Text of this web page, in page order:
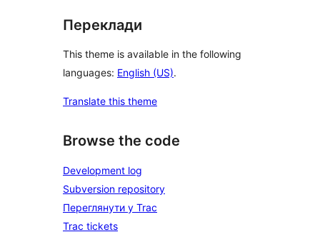
Переклади
This theme is available in the following
languages: English (US).
Translate this theme
Browse the code
Development log
Subversion repository
Переглянути у Trac
Trac tickets